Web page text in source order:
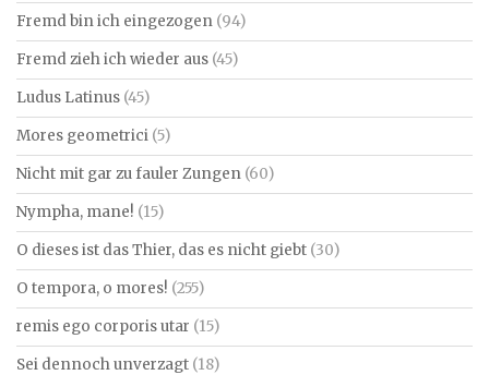
Fremd bin ich eingezogen (94)
Fremd zieh ich wieder aus (45)
Ludus Latinus (45)
Mores geometrici (5)
Nicht mit gar zu fauler Zungen (60)
Nympha, mane! (15)
O dieses ist das Thier, das es nicht giebt (30)
O tempora, o mores! (255)
remis ego corporis utar (15)
Sei dennoch unverzagt (18)